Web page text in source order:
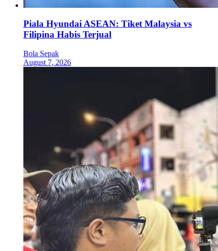
Piala Hyundai ASEAN: Tiket Malaysia vs
Filipina Habis Terjual
Bola Sepak
August 7, 2026